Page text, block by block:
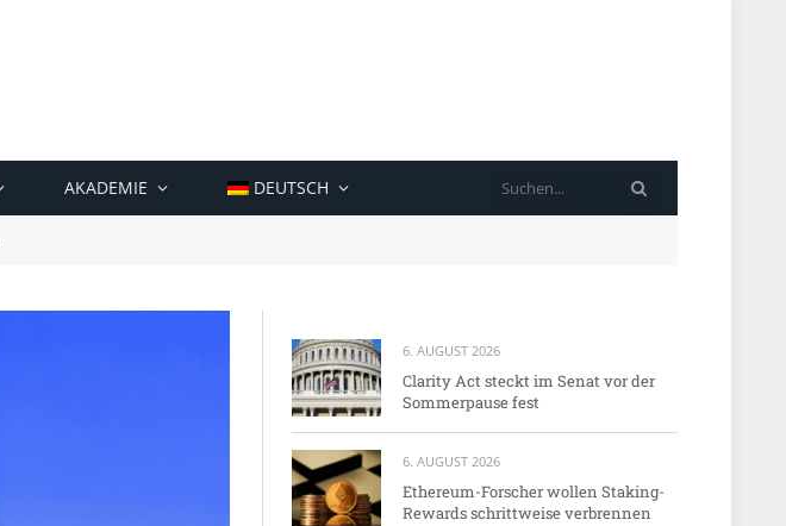
AKADEMIE DEUTSCH
6. AUGUST 2026
Clarity Act steckt im Senat vor der
Sommerpause fest
6. AUGUST 2026
Ethereum-Forscher wollen Staking-
Rewards schrittweise verbrennen